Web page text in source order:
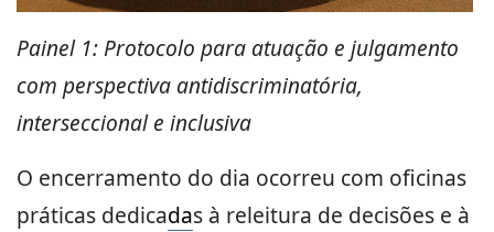
Painel 1: Protocolo para atuação e julgamento
com perspectiva antidiscriminatória,
interseccional e inclusiva
O encerramento do dia ocorreu com oficinas
práticas dedicadas à releitura de decisões e à